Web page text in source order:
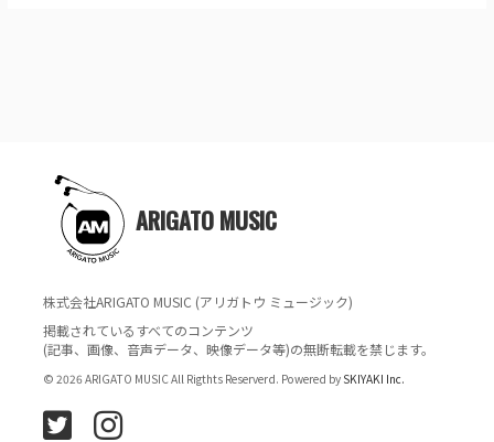
ARIGATO MUSIC
株式会社ARIGATO MUSIC (アリガトウ ミュージック)
掲載されているすべてのコンテンツ
(記事、画像、音声データ、映像データ等)の無断転載を禁じます。
© 2026 ARIGATO MUSIC All Rigthts Reserverd. Powered by SKIYAKI Inc.